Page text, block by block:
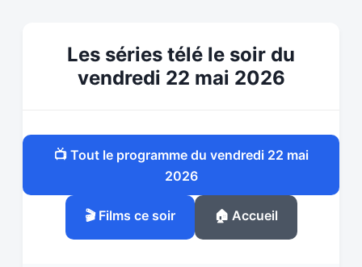
Les séries télé le soir du
vendredi 22 mai 2026
📺 Tout le programme du vendredi 22 mai
2026
🎬 Films ce soir 🏠 Accueil